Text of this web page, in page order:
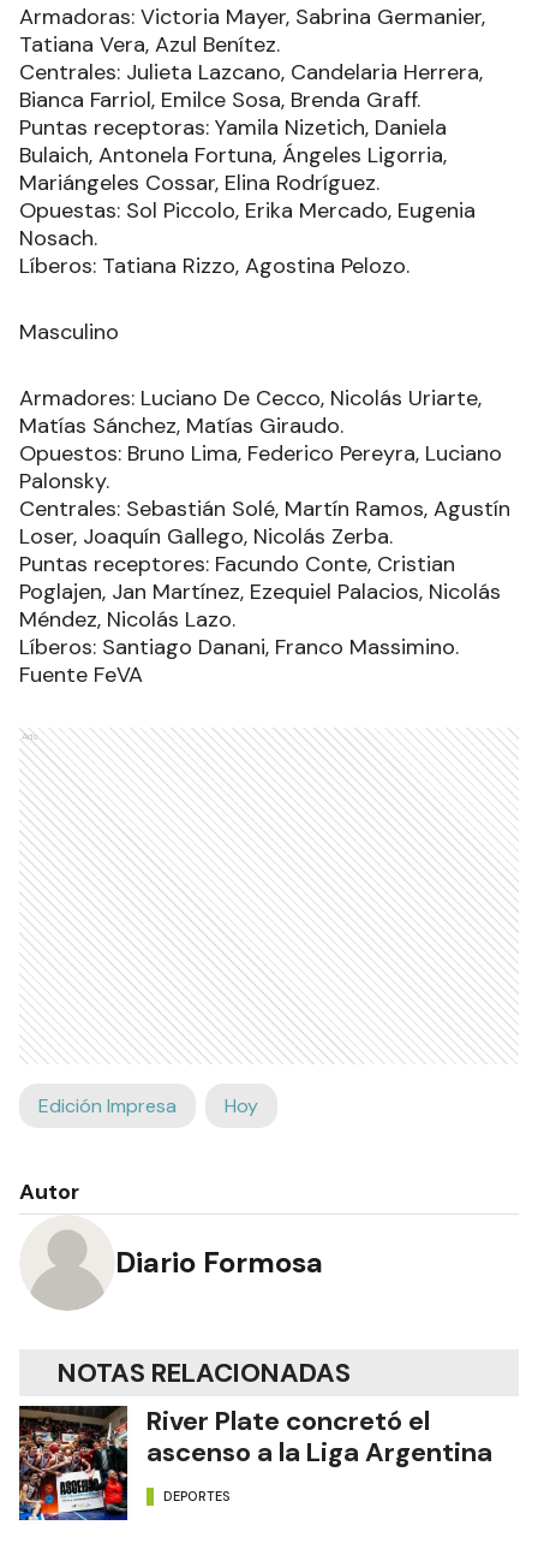
Armadoras: Victoria Mayer, Sabrina Germanier,
Tatiana Vera, Azul Benítez.
Centrales: Julieta Lazcano, Candelaria Herrera,
Bianca Farriol, Emilce Sosa, Brenda Graff.
Puntas receptoras: Yamila Nizetich, Daniela
Bulaich, Antonela Fortuna, Ángeles Ligorria,
Mariángeles Cossar, Elina Rodríguez.
Opuestas: Sol Piccolo, Erika Mercado, Eugenia
Nosach.
Líberos: Tatiana Rizzo, Agostina Pelozo.
Masculino
Armadores: Luciano De Cecco, Nicolás Uriarte,
Matías Sánchez, Matías Giraudo.
Opuestos: Bruno Lima, Federico Pereyra, Luciano
Palonsky.
Centrales: Sebastián Solé, Martín Ramos, Agustín
Loser, Joaquín Gallego, Nicolás Zerba.
Puntas receptores: Facundo Conte, Cristian
Poglajen, Jan Martínez, Ezequiel Palacios, Nicolás
Méndez, Nicolás Lazo.
Líberos: Santiago Danani, Franco Massimino.
Fuente FeVA
Ads
Edición Impresa Hoy
Autor
Diario Formosa
NOTAS RELACIONADAS
River Plate concretó el
ascenso a la Liga Argentina
DEPORTES